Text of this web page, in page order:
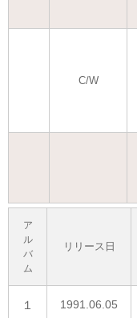
C/W
ア
ル
バ
ム
リリース日
１ 1991.06.05